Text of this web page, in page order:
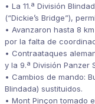
• La 11.ª División
(“Dickie’s Bridge”),
• Avanzaron hasta 8
por la falta de
• Contraataques
y la 9.ª División Panzer
• Cambios de mando:
Blindada) sustituidos.
• Mont Pinçon tomado